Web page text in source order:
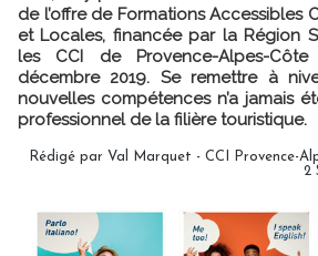
de l’offre de Formations Accessibles
et Locales, financée par la Région
les CCI de Provence-Alpes-
décembre 2019. Se remettre à
nouvelles compétences n’a jamais
professionnel de la filière touristique.
Rédigé par Val Marquet - CCI Provence-
2